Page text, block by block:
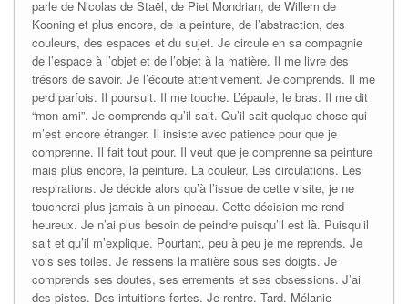
parle de Nicolas de Staël, de Piet Mondrian, de Willem de
Kooning et plus encore, de la peinture, de l’abstraction, des
couleurs, des espaces et du sujet. Je circule en sa compagnie
de l’espace à l’objet et de l’objet à la matière. Il me livre des
trésors de savoir. Je l’écoute attentivement. Je comprends. Il me
perd parfois. Il poursuit. Il me touche. L’épaule, le bras. Il me dit
“mon ami”. Je comprends qu’il sait. Qu’il sait quelque chose qui
m’est encore étranger. Il insiste avec patience pour que je
comprenne. Il fait tout pour. Il veut que je comprenne sa peinture
mais plus encore, la peinture. La couleur. Les circulations. Les
respirations. Je décide alors qu’à l’issue de cette visite, je ne
toucherai plus jamais à un pinceau. Cette décision me rend
heureux. Je n’ai plus besoin de peindre puisqu’il est là. Puisqu’il
sait et qu’il m’explique. Pourtant, peu à peu je me reprends. Je
vois ses toiles. Je ressens la matière sous ses doigts. Je
comprends ses doutes, ses errements et ses obsessions. J’ai
des pistes. Des intuitions fortes. Je rentre. Tard. Mélanie